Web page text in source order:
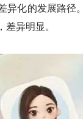
异化的发展路
异明显。